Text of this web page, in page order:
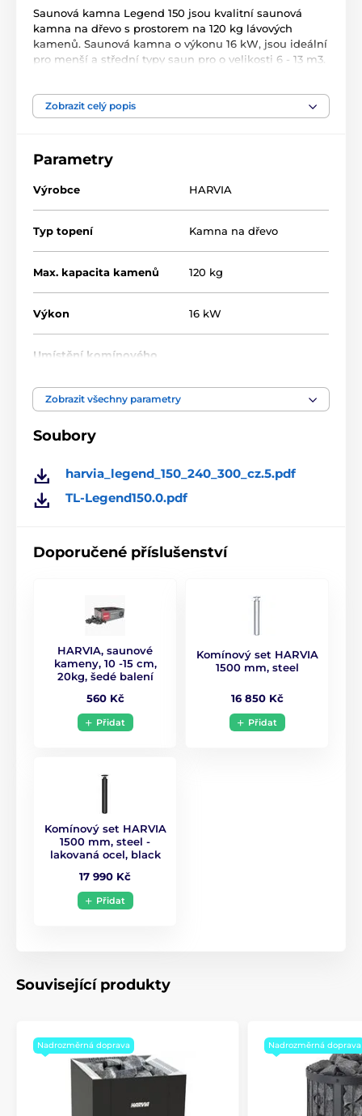
Saunová kamna Legend 150 jsou kvalitní saunová
kamna na dřevo s prostorem na 120 kg lávových
kamenů. Saunová kamna o výkonu 16 kW, jsou ideální
pro menší a střední typy saun pro o velikosti 6 - 13 m3.
maximální požitek z každé návštěvy sauny. Jsou
vybavena litinovými skleněnými dvířky. Nastavitelné
sauně. Kameny nejsou součástí dodávky.
Zobrazit celý popis
Parametry
Výrobce HARVIA
Typ topení Kamna na dřevo
Max. kapacita kamenů 120 kg
Výkon 16 kW
Umístění komínového
Umístění komínového
Průměr připojovacího
otvoru
115 mm
Zobrazit všechny parametry
Soubory
harvia_legend_150_240_300_cz.5.pdf
TL-Legend150.0.pdf
Doporučené příslušenství
HARVIA, saunové
kameny, 10 -15 cm,
20kg, šedé balení
560 Kč
Přidat
Komínový set HARVIA
1500 mm, steel
16 850 Kč
Přidat
Komínový set HARVIA
1500 mm, steel -
lakovaná ocel, black
17 990 Kč
Přidat
Související produkty
Nadrozměrná doprava Nadrozměrná doprava